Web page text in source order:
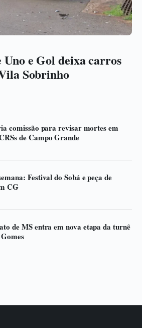
e Gol deixa carros
Sobrinho
comissão para revisar mortes em
de Campo Grande
Festival do Sobá e peça de
CG
de MS entra em nova etapa da turnê